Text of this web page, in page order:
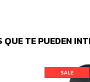
TE PUEDEN